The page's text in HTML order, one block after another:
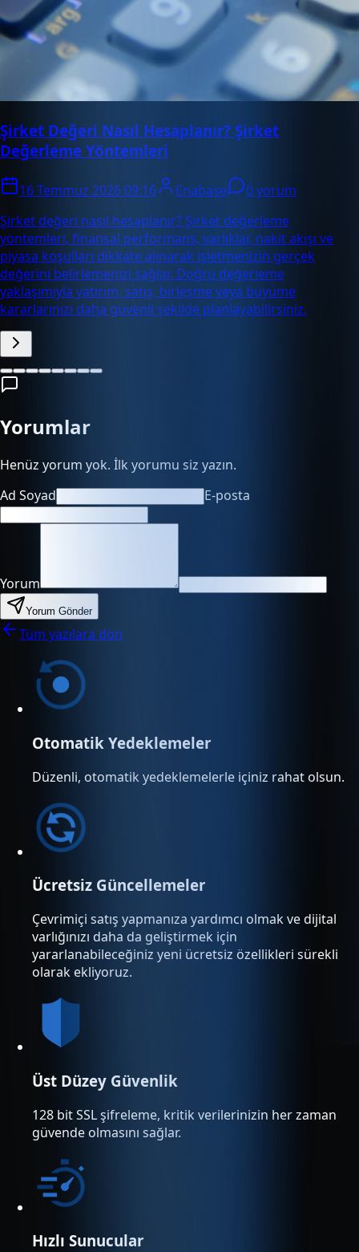
Şirket Değeri Nasıl Hesaplanır? Şirket
Değerleme Yöntemleri
16 Temmuz 2026 09:16 Enabase
0 yorum
Şirket değeri nasıl hesaplanır? Şirket değerleme
yöntemleri, finansal performans, varlıklar, nakit akışı ve
piyasa koşulları dikkate alınarak işletmenizin gerçek
değerini belirlemenizi sağlar. Doğru değerleme
yaklaşımıyla yatırım, satış, birleşme veya büyüme
kararlarınızı daha güvenli şekilde planlayabilirsiniz.
Yorumlar
Henüz yorum yok. İlk yorumu siz yazın.
Ad Soyad
E-posta
Yorum
Yorum Gönder
Tüm yazılara dön
Otomatik Yedeklemeler
Düzenli, otomatik yedeklemelerle içiniz rahat olsun.
Ücretsiz Güncellemeler
Çevrimiçi satış yapmanıza yardımcı olmak ve dijital
varlığınızı daha da geliştirmek için
yararlanabileceğiniz yeni ücretsiz özellikleri sürekli
olarak ekliyoruz.
Üst Düzey Güvenlik
128 bit SSL şifreleme, kritik verilerinizin her zaman
güvende olmasını sağlar.
Hızlı Sunucular